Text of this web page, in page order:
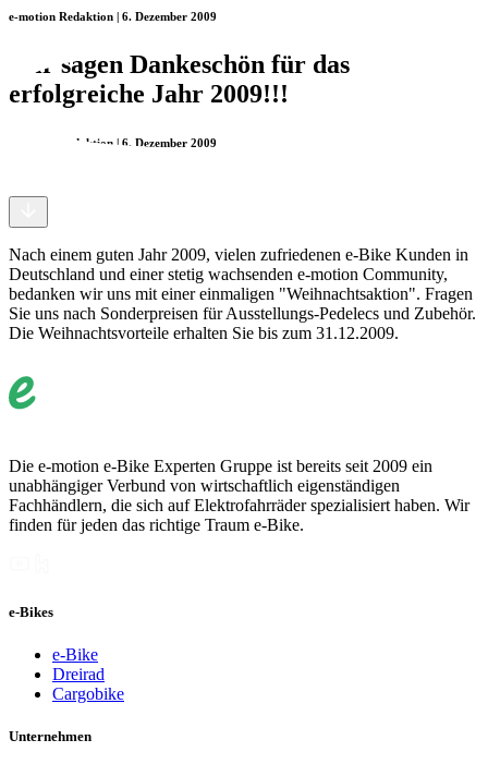
e-motion Redaktion | 6. Dezember 2009
Wir sagen Dankeschön für das
erfolgreiche Jahr 2009!!!
e-motion Redaktion | 6. Dezember 2009
Nach einem guten Jahr 2009, vielen zufriedenen e-Bike Kunden in
Deutschland und einer stetig wachsenden e-motion Community,
bedanken wir uns mit einer einmaligen "Weihnachtsaktion". Fragen
Sie uns nach Sonderpreisen für Ausstellungs-Pedelecs und Zubehör.
Die Weihnachtsvorteile erhalten Sie bis zum 31.12.2009.
Die e-motion e-Bike Experten Gruppe ist bereits seit 2009 ein
unabhängiger Verbund von wirtschaftlich eigenständigen
Fachhändlern, die sich auf Elektrofahrräder spezialisiert haben. Wir
finden für jeden das richtige Traum e-Bike.
e-Bikes
e-Bike
Dreirad
Cargobike
Unternehmen